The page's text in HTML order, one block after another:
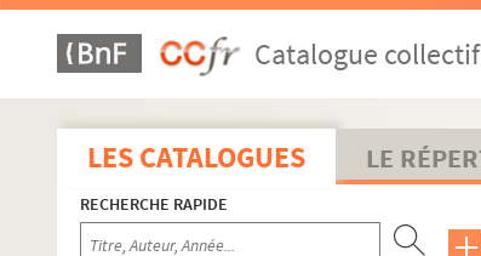
Catalogue
LES CATALOGUES LE
RECHERCHE RAPIDE
PH278. MAUVILLIER, Emile. Besançon.
PH279. Besançon. Inondations janvier 1910,
PH280. Besançon. Inondations janvier 1910,
PH281. MAUVILLIER, Emile. Besançon.
PH282. MAUVILLIER, Emile. Besançon.
PH283. MAUVILLIER, Emile. Besançon.